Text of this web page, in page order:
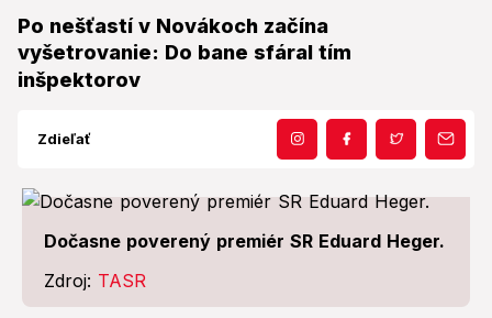
Po nešťastí v Novákoch začína
vyšetrovanie: Do bane sfáral tím
inšpektorov
Zdieľať
Dočasne poverený premiér SR Eduard Heger.
Zdroj: TASR